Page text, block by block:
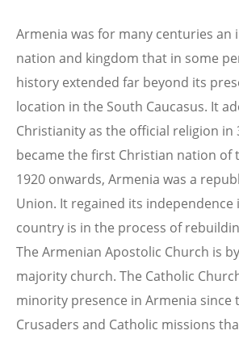
Armenia was for many centuries an
nation and kingdom that in some
history extended far beyond its
location in the South Caucasus. It
Christianity as the official religion in
became the first Christian nation of
1920 onwards, Armenia was a
Union. It regained its independence
country is in the process of
The Armenian Apostolic Church is
majority church. The Catholic
minority presence in Armenia since
Crusaders and Catholic missions